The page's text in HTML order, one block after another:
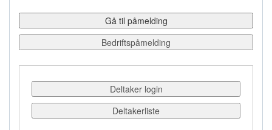
Gå til påmelding
Bedriftspåmelding
Deltaker login
Deltakerliste